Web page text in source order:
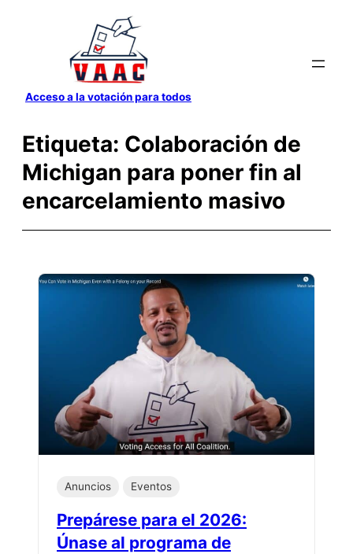
contenido
Acceso a la votación para todos
Etiqueta: Colaboración de
Michigan para poner fin al
encarcelamiento masivo
Anuncios Eventos
Prepárese para el 2026:
Únase al programa de